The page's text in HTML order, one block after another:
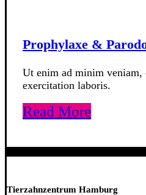
Prophylaxe &
Ut enim ad minim veniam,
exercitation laboris.
Read More
Tierzahnzentrum Hamburg